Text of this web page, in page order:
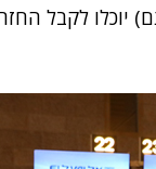
יוכלו לקבל